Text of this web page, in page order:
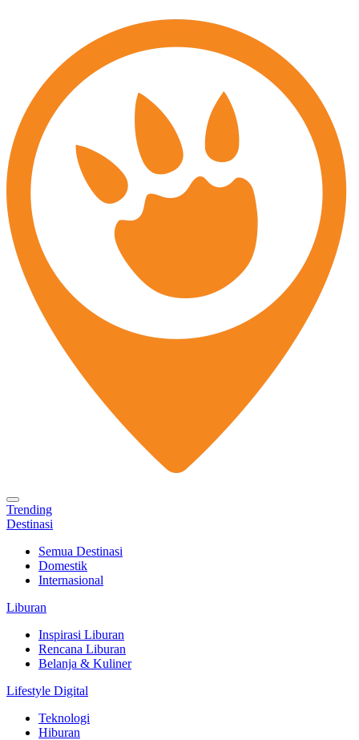
Trending
Destinasi
Semua Destinasi
Domestik
Internasional
Liburan
Inspirasi Liburan
Rencana Liburan
Belanja & Kuliner
Lifestyle Digital
Teknologi
Hiburan